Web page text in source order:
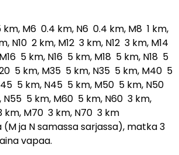
km, M6 0.4 km, N6 0.4 km, M8 1 km,
N10 2 km, M12 3 km, N12 3 km, M14
5 km, N16 5 km, M18 5 km, N18 5
5 km, M35 5 km, N35 5 km, M40 5
5 km, N45 5 km, M50 5 km, N50
N55 5 km, M60 5 km, N60 3 km,
km, M70 3 km, N70 3 km
(M ja N samassa sarjassa), matka 3
vapaa.